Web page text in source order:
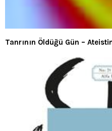
Tanrının Öldüğü Gün –